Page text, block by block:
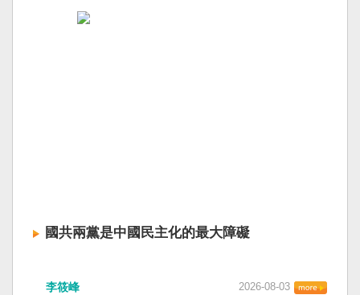
國共兩黨是中國民主化的最大障礙
李筱峰 2026-08-03